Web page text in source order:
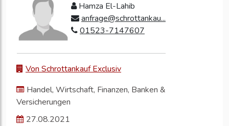
Hamza El-Lahib
anfrage@schrottankau...
01523-7147607
Von Schrottankauf Exclusiv
Handel, Wirtschaft, Finanzen, Banken &
Versicherungen
27.08.2021